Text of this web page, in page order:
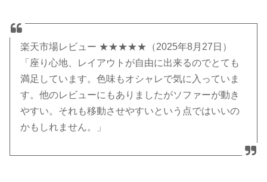
楽天市場レビュー ★★★★★（2025年8月27日）
「座り心地、レイアウトが自由に出来るのでとても
満足しています。色味もオシャレで気に入っていま
す。他のレビューにもありましたがソファーが動き
やすい。それも移動させやすいという点ではいいの
かもしれません。」